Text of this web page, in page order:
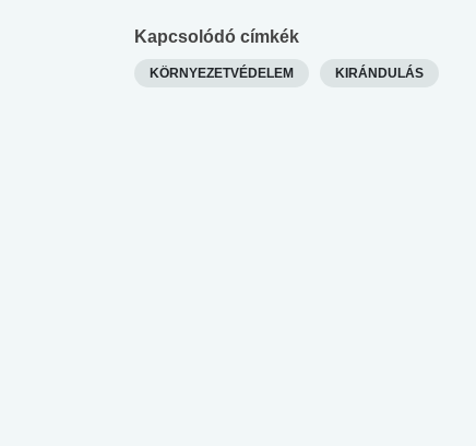
Kapcsolódó címkék
KÖRNYEZETVÉDELEM KIRÁNDULÁS